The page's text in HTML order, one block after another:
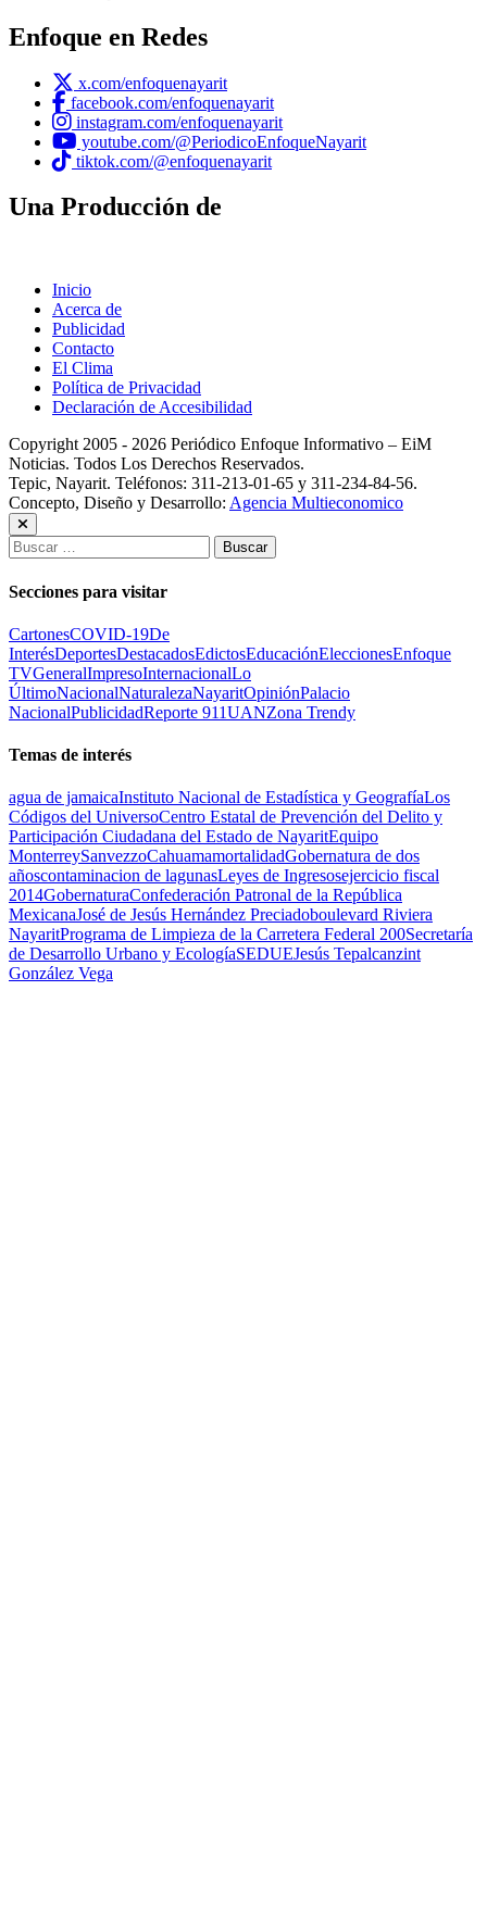
Enfoque en Redes
x.com/enfoquenayarit
facebook.com/enfoquenayarit
instagram.com/enfoquenayarit
youtube.com/@PeriodicoEnfoqueNayarit
tiktok.com/@enfoquenayarit
Una Producción de
Inicio
Acerca de
Publicidad
Contacto
El Clima
Política de Privacidad
Declaración de Accesibilidad
Copyright 2005 - 2026 Periódico Enfoque Informativo – EiM
Noticias. Todos Los Derechos Reservados.
Tepic, Nayarit. Teléfonos: 311-213-01-65 y 311-234-84-56.
Concepto, Diseño y Desarrollo: Agencia Multieconomico
Buscar:
Secciones para visitar
CartonesCOVID-19De
InterésDeportesDestacadosEdictosEducaciónEleccionesEnfoque
TVGeneralImpresoInternacionalLo
ÚltimoNacionalNaturalezaNayaritOpiniónPalacio
NacionalPublicidadReporte 911UANZona Trendy
Temas de interés
agua de jamaicaInstituto Nacional de Estadística y GeografíaLos
Códigos del UniversoCentro Estatal de Prevención del Delito y
Participación Ciudadana del Estado de NayaritEquipo
MonterreySanvezzoCahuamamortalidadGobernatura de dos
añoscontaminacion de lagunasLeyes de Ingresosejercicio fiscal
2014GobernaturaConfederación Patronal de la República
MexicanaJosé de Jesús Hernández Preciadoboulevard Riviera
NayaritPrograma de Limpieza de la Carretera Federal 200Secretaría
de Desarrollo Urbano y EcologíaSEDUEJesús Tepalcanzint
González Vega